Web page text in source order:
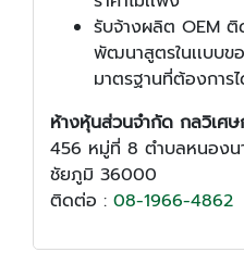
รับจ้างผลิต OEM ติ
พัฒนาสูตรในเเบบข
มาตรฐานที่ต้องการ
ห้างหุ้นส่วนจำกัด กลวิเศษ
456 หมู่ที่ 8 ตำบลหนองน
ชัยภูมิ 36000
ติดต่อ : 08-1966-4862